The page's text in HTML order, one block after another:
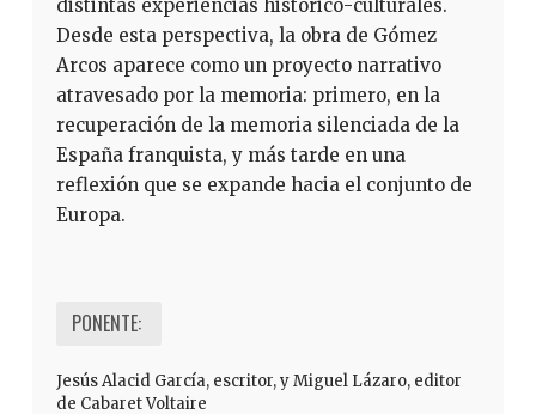
PONENTE:
Jesús Alacid García, escritor, y Miguel Lázaro, editor
de Cabaret Voltaire
distintas experiencias histórico-culturales.
Desde esta perspectiva, la obra de Gómez
Arcos aparece como un proyecto narrativo
atravesado por la memoria: primero, en la
recuperación de la memoria silenciada de la
España franquista, y más tarde en una
reflexión que se expande hacia el conjunto de
Europa.